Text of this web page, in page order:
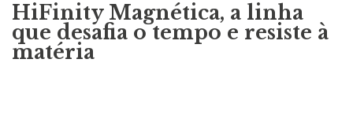
HiFinity Magnética, a linha
que desafia o tempo e resiste à
matéria